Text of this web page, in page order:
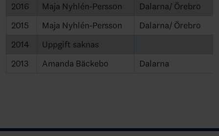
2016
Maja Nyhlén-Persson
Dalarna/ Örebro
2015
Maja Nyhlén-Persson
Dalarna/ Örebro
2014
Uppgift saknas
2013
Amanda Bäckebo Dalarna